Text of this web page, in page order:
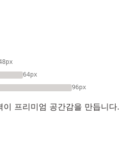
64px
96px
이 프리미엄 공간감을 만듭니다.